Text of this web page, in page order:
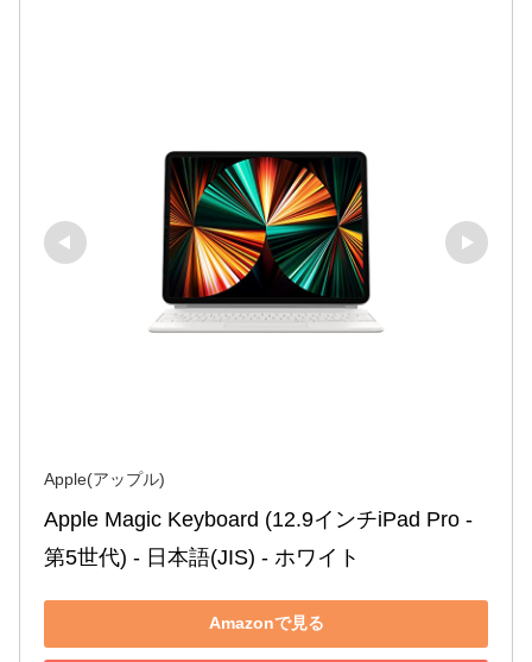
Apple(アップル)
Apple Magic Keyboard (12.9インチiPad Pro -
第5世代) - 日本語(JIS) - ホワイト
Amazonで見る